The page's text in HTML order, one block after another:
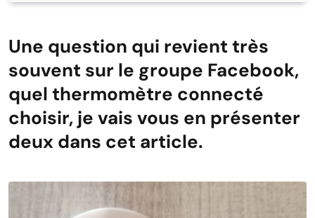
Une question qui revient très
souvent sur le groupe Facebook,
quel thermomètre connecté
choisir, je vais vous en présenter
deux dans cet article.